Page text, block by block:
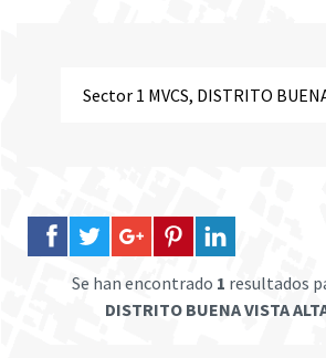
Se han encontrado 1 resultados
DISTRITO BUENA VISTA